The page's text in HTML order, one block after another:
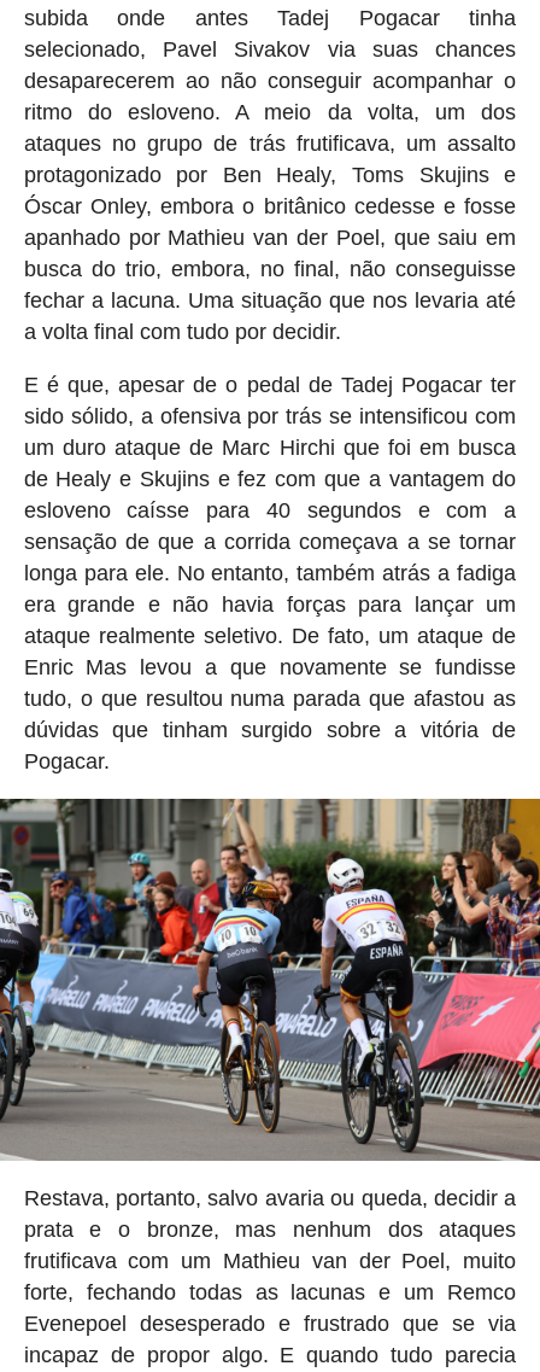
subida onde antes Tadej Pogacar tinha
selecionado, Pavel Sivakov via suas chances
desaparecerem ao não conseguir acompanhar o
ritmo do esloveno. A meio da volta, um dos
ataques no grupo de trás frutificava, um assalto
protagonizado por Ben Healy, Toms Skujins e
Óscar Onley, embora o britânico cedesse e fosse
apanhado por Mathieu van der Poel, que saiu em
busca do trio, embora, no final, não conseguisse
fechar a lacuna. Uma situação que nos levaria até
a volta final com tudo por decidir.
E é que, apesar de o pedal de Tadej Pogacar ter
sido sólido, a ofensiva por trás se intensificou com
um duro ataque de Marc Hirchi que foi em busca
de Healy e Skujins e fez com que a vantagem do
esloveno caísse para 40 segundos e com a
sensação de que a corrida começava a se tornar
longa para ele. No entanto, também atrás a fadiga
era grande e não havia forças para lançar um
ataque realmente seletivo. De fato, um ataque de
Enric Mas levou a que novamente se fundisse
tudo, o que resultou numa parada que afastou as
dúvidas que tinham surgido sobre a vitória de
Pogacar.
Restava, portanto, salvo avaria ou queda, decidir a
prata e o bronze, mas nenhum dos ataques
frutificava com um Mathieu van der Poel, muito
forte, fechando todas as lacunas e um Remco
Evenepoel desesperado e frustrado que se via
incapaz de propor algo. E quando tudo parecia